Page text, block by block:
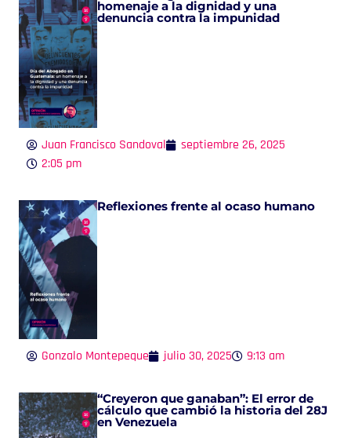
homenaje a la dignidad y una
denuncia contra la impunidad
Juan Francisco Sandoval
septiembre 26, 2025
2:05 pm
Reflexiones frente al ocaso humano
Gonzalo Montepeque julio 30, 2025 9:13 am
“Creyeron que ganaban”: El error de
cálculo que cambió la historia del 28J
en Venezuela